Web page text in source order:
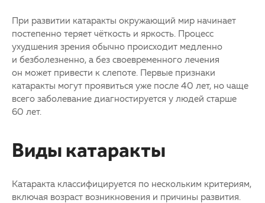
При развитии катаракты окружающий мир начинает
постепенно теряет чёткость и яркость. Процесс
ухудшения зрения обычно происходит медленно
и безболезненно, а без своевременного лечения
он может привести к слепоте. Первые признаки
катаракты могут проявиться уже после 40 лет, но чаще
всего заболевание диагностируется у людей старше
60 лет.
Виды катаракты
Катаракта классифицируется по нескольким критериям,
включая возраст возникновения и причины развития.